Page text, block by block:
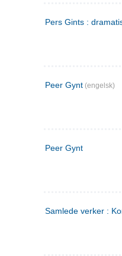
Pers Gints :
Peer Gynt (engelsk)
Peer Gynt
Samlede verker :